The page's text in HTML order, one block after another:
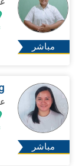
مباشر
مباشر